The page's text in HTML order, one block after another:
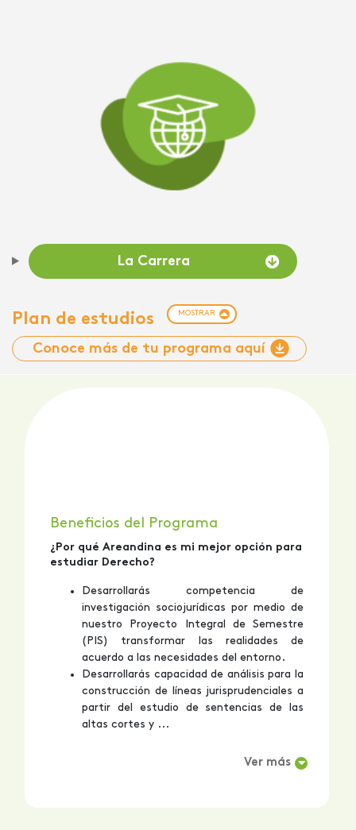
La Carrera
Plan de estudios MOSTRAR
Conoce más de tu programa aquí
Beneficios del Programa
¿Por qué Areandina es mi mejor opción para
estudiar Derecho?
Desarrollarás competencia de
investigación sociojurídicas por medio de
nuestro Proyecto Integral de Semestre
(PIS) transformar las realidades de
acuerdo a las necesidades del entorno.
Desarrollarás capacidad de análisis para la
construcción de líneas jurisprudenciales a
partir del estudio de sentencias de las
altas cortes y ...
Ver más